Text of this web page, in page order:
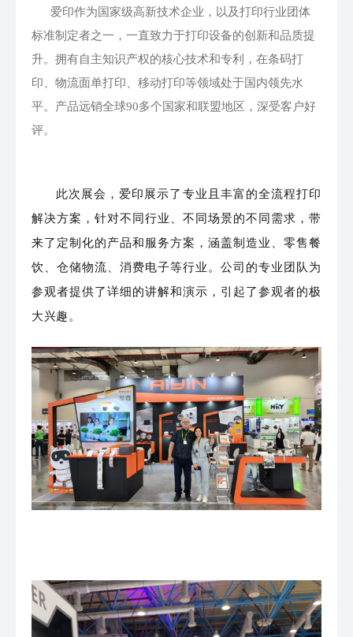
爱印作为国家级高新技术企业，以及打印行业团体
标准制定者之一，一直致力于打印设备的创新和品质提
升。拥有自主知识产权的核心技术和专利，在条码打
印、物流面单打印、移动打印等领域处于国内领先水
平。产品远销全球90多个国家和联盟地区，深受客户好
评。
此次展会，爱印展示了专业且丰富的全流程打印
解决方案，针对不同行业、不同场景的不同需求，带
来了定制化的产品和服务方案，涵盖制造业、零售餐
饮、仓储物流、消费电子等行业。公司的专业团队为
参观者提供了详细的讲解和演示， 引起了参观者的极
大兴趣。